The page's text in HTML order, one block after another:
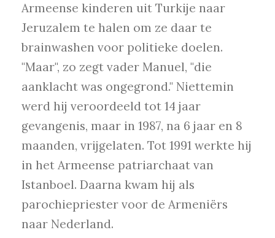
Armeense kinderen uit Turkije naar
Jeruzalem te halen om ze daar te
brainwashen voor politieke doelen.
"Maar", zo zegt vader Manuel, "die
aanklacht was ongegrond." Niettemin
werd hij veroordeeld tot 14 jaar
gevangenis, maar in 1987, na 6 jaar en 8
maanden, vrijgelaten. Tot 1991 werkte hij
in het Armeense patriarchaat van
Istanboel. Daarna kwam hij als
parochiepriester voor de Armeniërs
naar Nederland.